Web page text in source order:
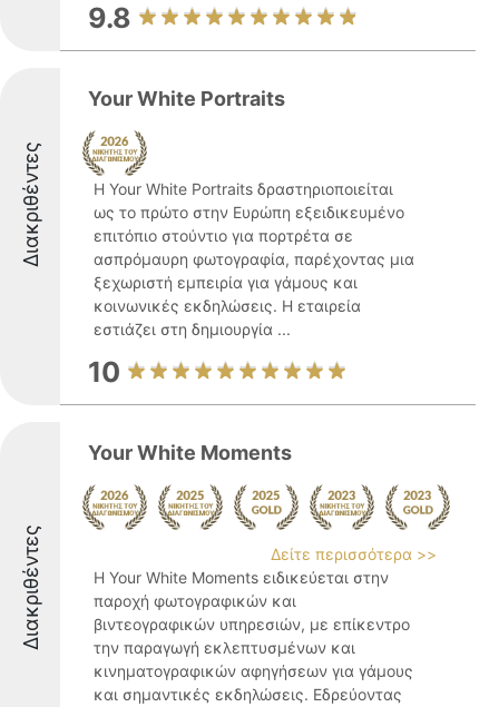
9.8
Διακριθέντες
Your White Portraits
Η Your White Portraits δραστηριοποιείται
ως το πρώτο στην Ευρώπη εξειδικευμένο
επιτόπιο στούντιο για πορτρέτα σε
ασπρόμαυρη φωτογραφία, παρέχοντας μια
ξεχωριστή εμπειρία για γάμους και
κοινωνικές εκδηλώσεις. Η εταιρεία
εστιάζει στη δημιουργία ...
10
Διακριθέντες
Your White Moments
Δείτε περισσότερα >>
Η Your White Moments ειδικεύεται στην
παροχή φωτογραφικών και
βιντεογραφικών υπηρεσιών, με επίκεντρο
την παραγωγή εκλεπτυσμένων και
κινηματογραφικών αφηγήσεων για γάμους
και σημαντικές εκδηλώσεις. Εδρεύοντας